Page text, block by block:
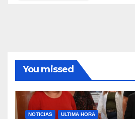
You missed
NOTICIAS ULTIMA HORA